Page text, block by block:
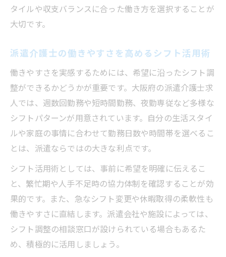
タイルや収支バランスに合った働き方を選択することが
大切です。
派遣介護士の働きやすさを高めるシフト活用術
働きやすさを実感するためには、希望に沿ったシフト調
整ができるかどうかが重要です。大阪府の派遣介護士求
人では、週数回勤務や短時間勤務、夜勤専従など多様な
シフトパターンが用意されています。自分の生活スタイ
ルや家庭の事情に合わせて勤務日数や時間帯を選べるこ
とは、派遣ならではの大きな利点です。
シフト活用術としては、事前に希望を明確に伝えるこ
と、繁忙期や人手不足時の協力体制を確認することが効
果的です。また、急なシフト変更や休暇取得の柔軟性も
働きやすさに直結します。派遣会社や施設によっては、
シフト調整の相談窓口が設けられている場合もあるた
め、積極的に活用しましょう。